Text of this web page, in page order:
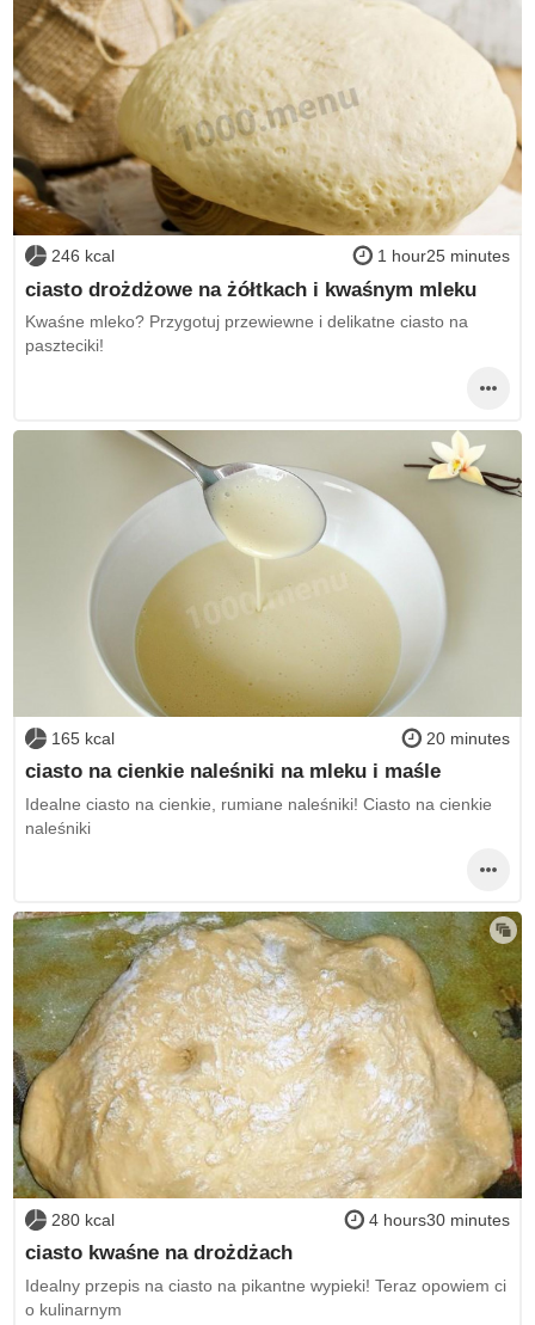
246 kcal 1 hour25 minutes
ciasto drożdżowe na żółtkach i kwaśnym mleku
Kwaśne mleko? Przygotuj przewiewne i delikatne ciasto na
paszteciki!
165 kcal 20 minutes
ciasto na cienkie naleśniki na mleku i maśle
Idealne ciasto na cienkie, rumiane naleśniki! Ciasto na cienkie
naleśniki
280 kcal 4 hours30 minutes
ciasto kwaśne na drożdżach
Idealny przepis na ciasto na pikantne wypieki! Teraz opowiem ci
o kulinarnym